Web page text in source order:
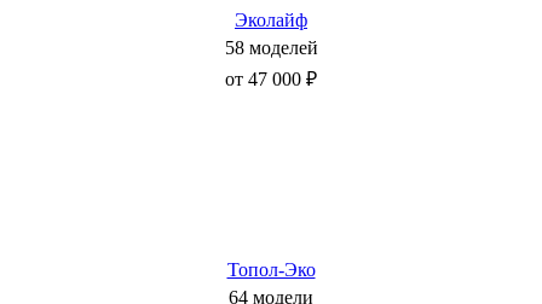
Эколайф
58 моделей
от 47 000 ₽
Топол-Эко
64 модели